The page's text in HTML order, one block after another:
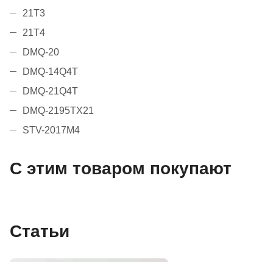
21T3
21T4
DMQ-20
DMQ-14Q4T
DMQ-21Q4T
DMQ-2195TX21
STV-2017M4
С этим товаром покупают
Статьи